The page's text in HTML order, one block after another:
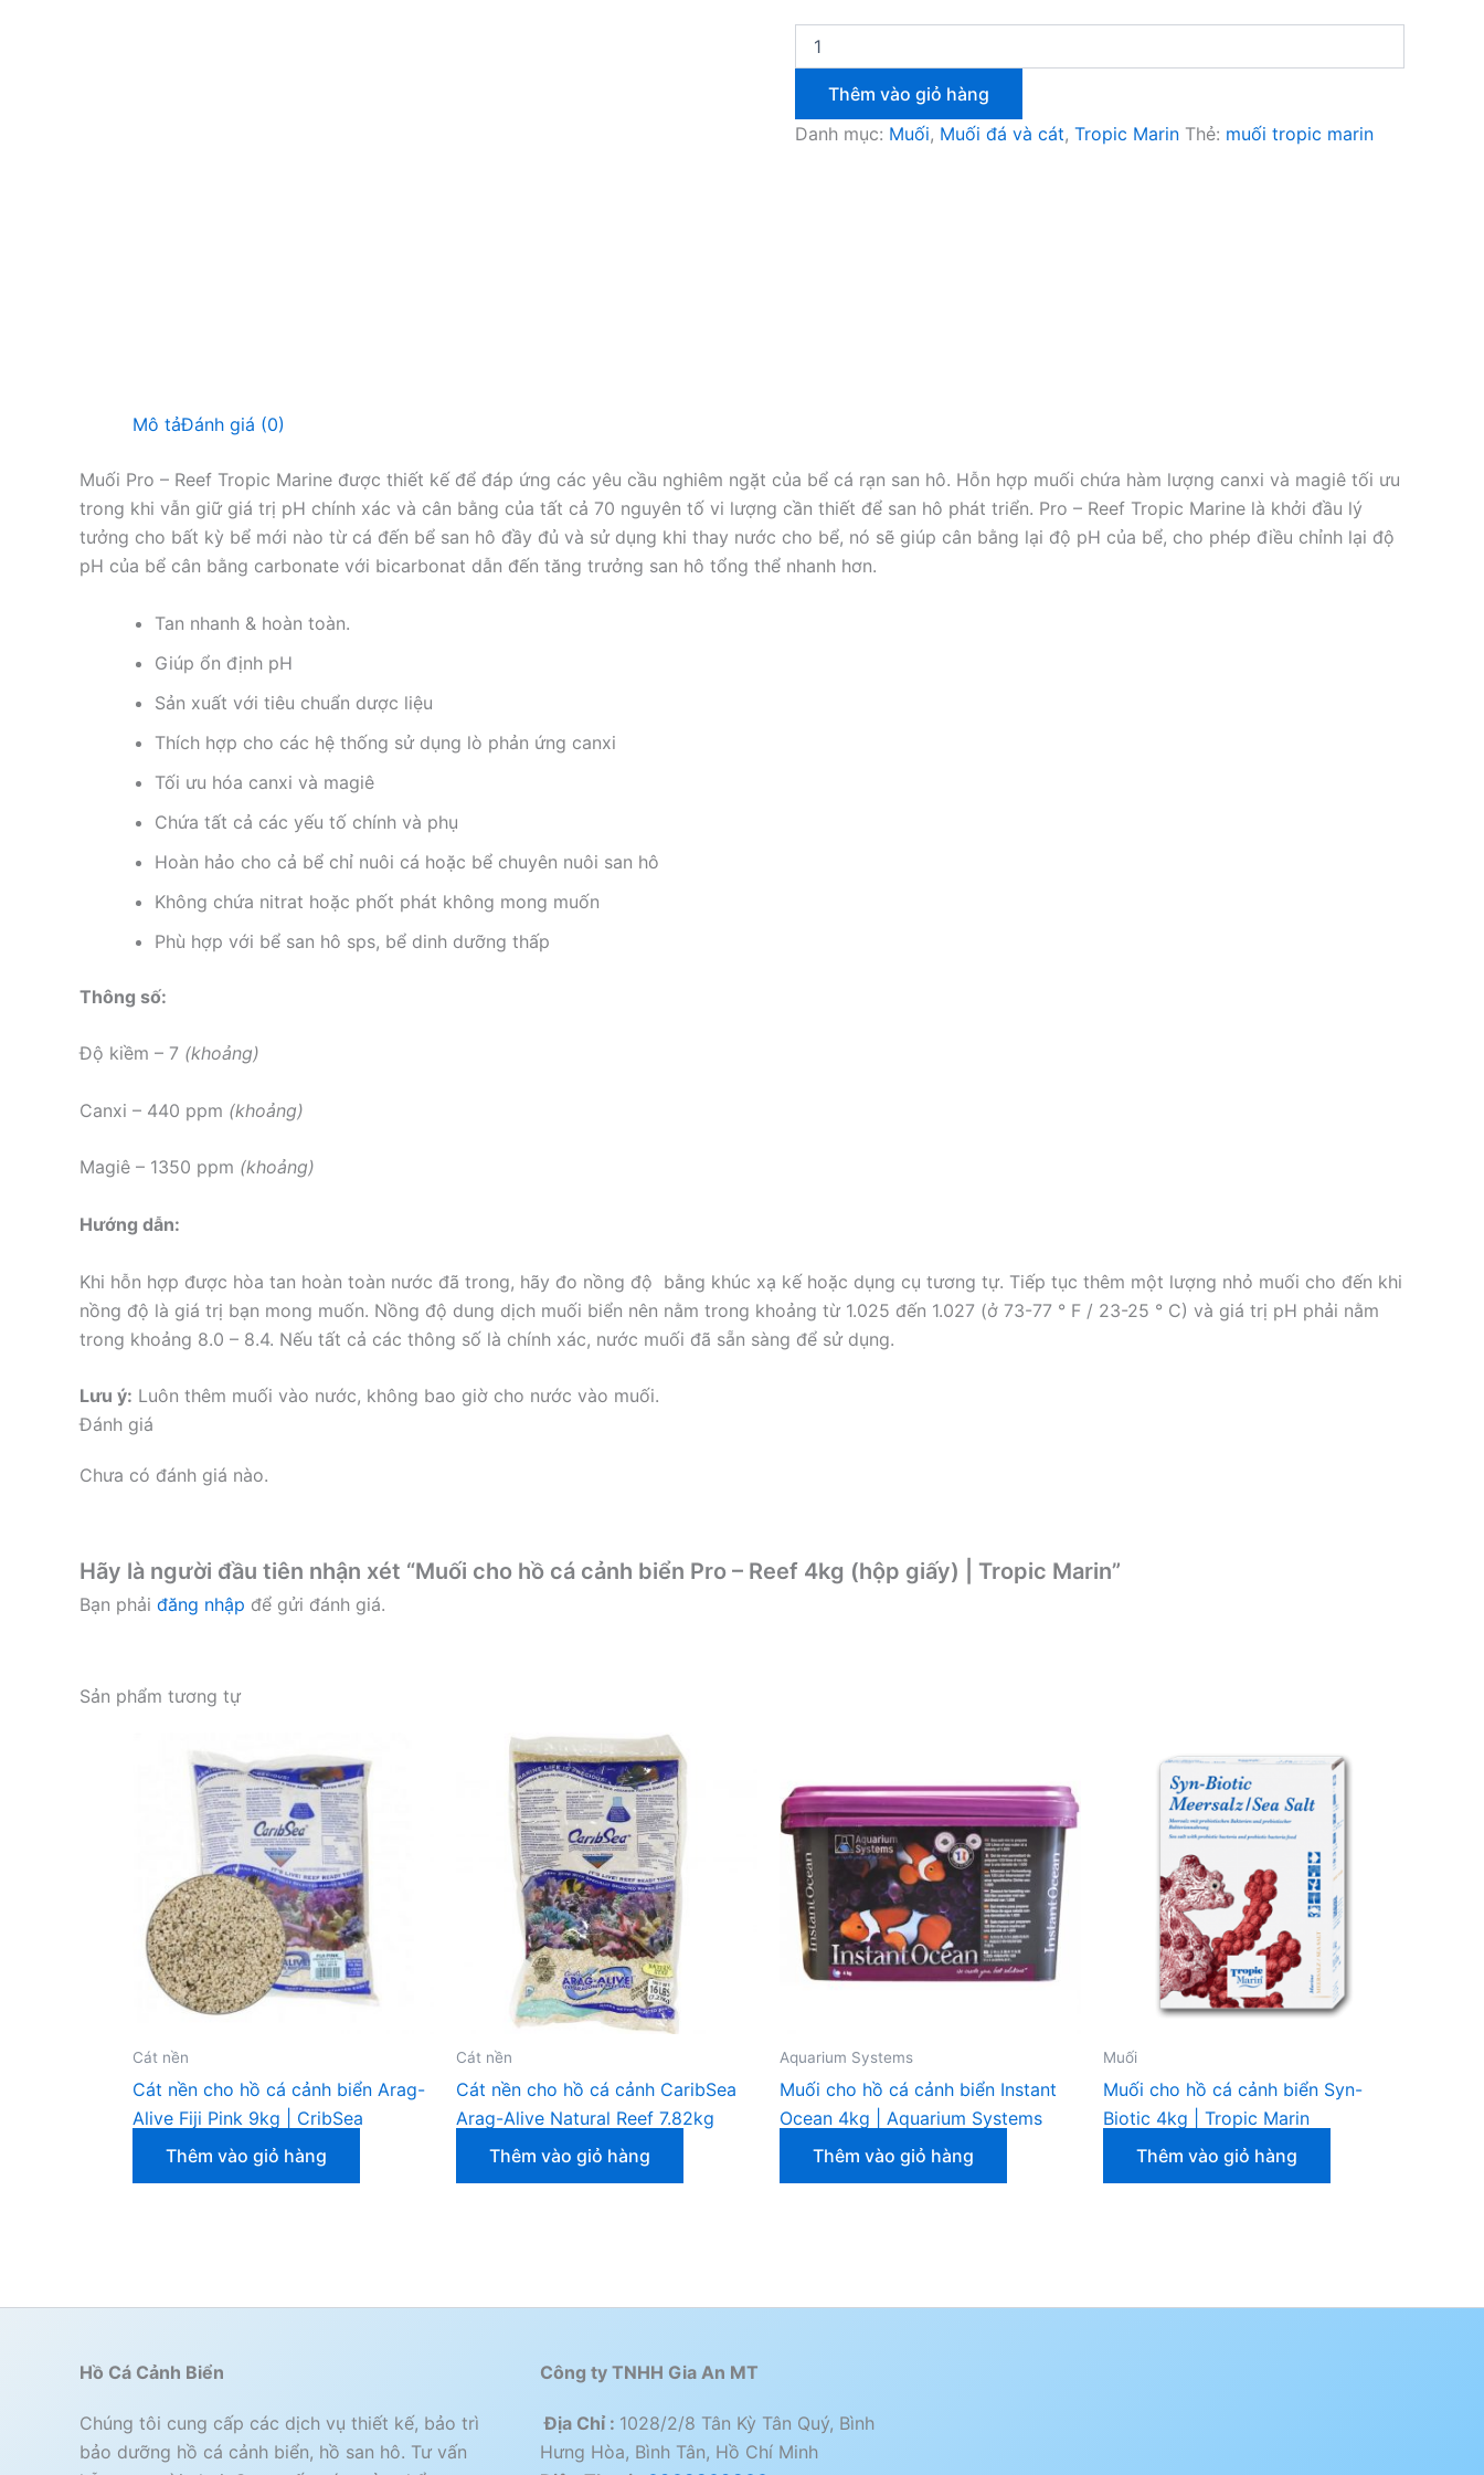
Thêm vào giỏ hàng
Danh mục: Muối, Muối đá và cát, Tropic Marin Thẻ: muối tropic marin
Mô tảĐánh giá (0)
Muối Pro – Reef Tropic Marine được thiết kế để đáp ứng các yêu cầu nghiêm ngặt của bể cá rạn san hô. Hỗn hợp muối chứa hàm lượng canxi và magiê tối ưu
trong khi vẫn giữ giá trị pH chính xác và cân bằng của tất cả 70 nguyên tố vi lượng cần thiết để san hô phát triển. Pro – Reef Tropic Marine là khởi đầu lý
tưởng cho bất kỳ bể mới nào từ cá đến bể san hô đầy đủ và sử dụng khi thay nước cho bể, nó sẽ giúp cân bằng lại độ pH của bể, cho phép điều chỉnh lại độ
pH của bể cân bằng carbonate với bicarbonat dẫn đến tăng trưởng san hô tổng thể nhanh hơn.
Tan nhanh & hoàn toàn.
Giúp ổn định pH
Sản xuất với tiêu chuẩn dược liệu
Thích hợp cho các hệ thống sử dụng lò phản ứng canxi
Tối ưu hóa canxi và magiê
Chứa tất cả các yếu tố chính và phụ
Hoàn hảo cho cả bể chỉ nuôi cá hoặc bể chuyên nuôi san hô
Không chứa nitrat hoặc phốt phát không mong muốn
Phù hợp với bể san hô sps, bể dinh dưỡng thấp
Thông số:
Độ kiềm – 7 (khoảng)
Canxi – 440 ppm (khoảng)
Magiê – 1350 ppm (khoảng)
Hướng dẫn:
Khi hỗn hợp được hòa tan hoàn toàn nước đã trong, hãy đo nồng độ bằng khúc xạ kế hoặc dụng cụ tương tự. Tiếp tục thêm một lượng nhỏ muối cho đến khi
nồng độ là giá trị bạn mong muốn. Nồng độ dung dịch muối biển nên nằm trong khoảng từ 1.025 đến 1.027 (ở 73-77 ° F / 23-25 ​​° C) và giá trị pH phải nằm
trong khoảng 8.0 – 8.4. Nếu tất cả các thông số là chính xác, nước muối đã sẵn sàng để sử dụng.
Lưu ý: Luôn thêm muối vào nước, không bao giờ cho nước vào muối.
Đánh giá
Chưa có đánh giá nào.
Hãy là người đầu tiên nhận xét “Muối cho hồ cá cảnh biển Pro – Reef 4kg (hộp giấy) | Tropic Marin”
Bạn phải đăng nhập để gửi đánh giá.
Sản phẩm tương tự
Cát nền
Cát nền cho hồ cá cảnh biển Arag-
Alive Fiji Pink 9kg | CribSea
Thêm vào giỏ hàng
Cát nền
Cát nền cho hồ cá cảnh CaribSea
Arag-Alive Natural Reef 7.82kg
Thêm vào giỏ hàng
Aquarium Systems
Muối cho hồ cá cảnh biển Instant
Ocean 4kg | Aquarium Systems
Thêm vào giỏ hàng
Muối
Muối cho hồ cá cảnh biển Syn-
Biotic 4kg | Tropic Marin
Thêm vào giỏ hàng
Hồ Cá Cảnh Biển
Chúng tôi cung cấp các dịch vụ thiết kế, bảo trì
bảo dưỡng hồ cá cảnh biển, hồ san hô. Tư vấn
Công ty TNHH Gia An MT
Địa Chỉ : 1028/2/8 Tân Kỳ Tân Quý, Bình
Hưng Hòa, Bình Tân, Hồ Chí Minh